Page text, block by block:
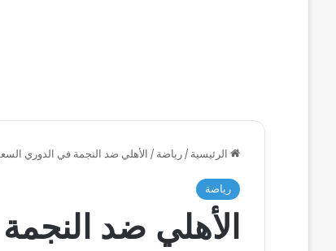
الرئيسية / رياضة / الأهلي ضد النجمة في الدوري السعودي 2026.. تعرف على توقيت المباراة
رياضة
الأهلي ضد